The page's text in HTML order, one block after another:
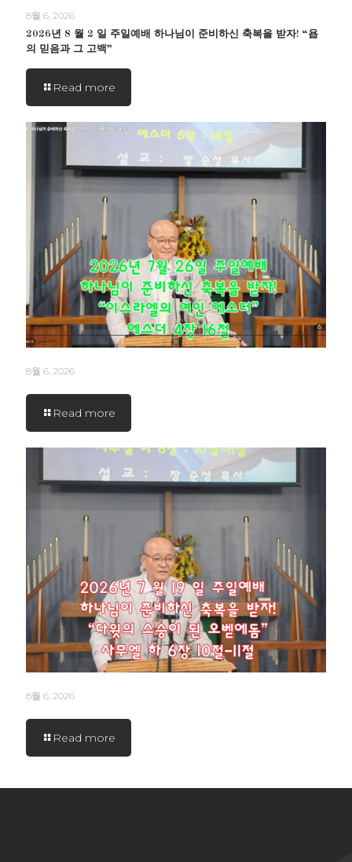
8월 6, 2026
2026년 8 월 2 일 주일예배 하나님이 준비하신 축복을 받자! “욥
의 믿음과 그 고백”
Read more
8월 6, 2026
Read more
8월 6, 2026
Read more